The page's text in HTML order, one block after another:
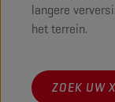
langere
het terrein.
ZOEK UW